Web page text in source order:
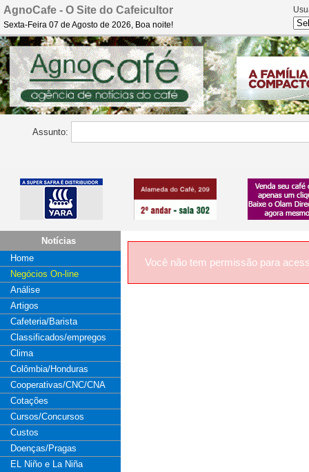
AgnoCafe - O Site do Cafeicultor
Sexta-Feira 07 de Agosto de 2026, Boa noite!
Assunto:
Notícias
Home
Negócios On-line
Análise
Artigos
Cafeteria/Barista
Classificados/empregos
Clima
Colômbia/Honduras
Cooperativas/CNC/CNA
Cotações
Cursos/Concursos
Custos
Doenças/Pragas
EL Niño e La Niña
Você não tem permissão para